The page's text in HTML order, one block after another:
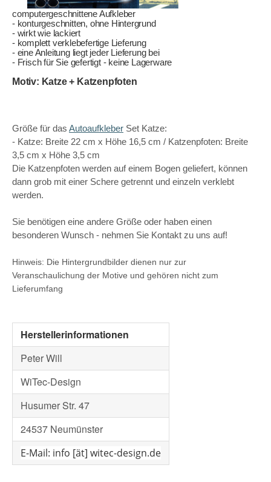
computergeschnittene Aufkleber
- konturgeschnitten, ohne Hintergrund
- wirkt wie lackiert
- komplett verklebefertige Lieferung
- eine Anleitung liegt jeder Lieferung bei
- Frisch für Sie gefertigt - keine Lagerware
Motiv: Katze + Katzenpfoten
Größe für das Autoaufkleber Set Katze:
- Katze: Breite 22 cm x Höhe 16,5 cm / Katzenpfoten: Breite
3,5 cm x Höhe 3,5 cm
Die Katzenpfoten werden auf einem Bogen geliefert, können
dann grob mit einer Schere getrennt und einzeln verklebt
werden.
Sie benötigen eine andere Größe oder haben einen
besonderen Wunsch - nehmen Sie Kontakt zu uns auf!
Hinweis: Die Hintergrundbilder dienen nur zur
Veranschaulichung der Motive und gehören nicht zum
Lieferumfang
Herstellerinformationen
Peter Will
WiTec-Design
Husumer Str. 47
24537 Neumünster
E-Mail: info [ät] witec-design.de